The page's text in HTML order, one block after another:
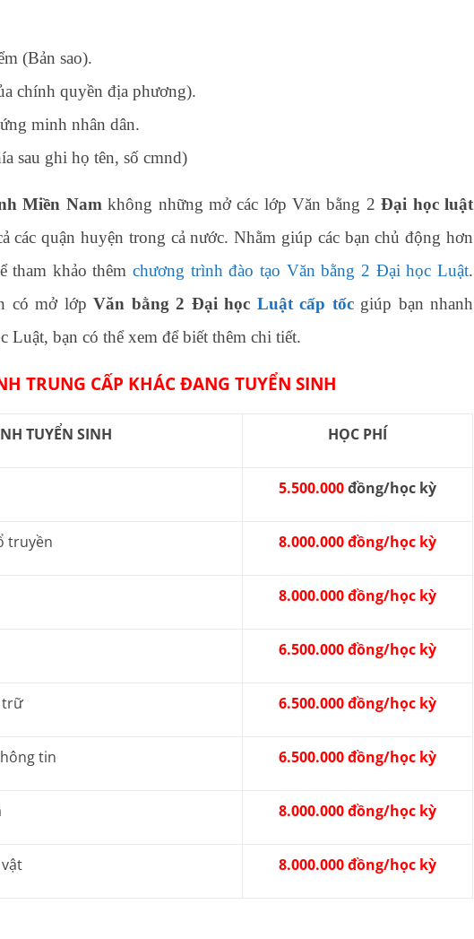
(Bản sao).
chính quyền địa phương).
minh nhân dân.
sau ghi họ tên, số cmnd)
Miền Nam không những mở các lớp Văn bằng 2Đại học luật
các quận huyện trong cả nước. Nhằm giúp các bạn chủ động hơn
tham khảo thêmchương trình đào tạo Văn bằng 2 Đại học Luật.
có mở lớp Văn bằng 2 Đại học Luật cấp tốcgiúp bạn nhanh
Luật, bạn có thể xem để biết thêm chi tiết.
TRUNG CẤP KHÁC ĐANG TUYỂN SINH
TUYỂN SINH HỌC PHÍ
5.500.000đồng/học kỳ
truyền 8.000.000 đồng/học kỳ
8.000.000 đồng/học kỳ
6.500.000 đồng/học kỳ
trữ 6.500.000 đồng/học kỳ
tin 6.500.000 đồng/học kỳ
8.000.000 đồng/học kỳ
8.000.000 đồng/học kỳ